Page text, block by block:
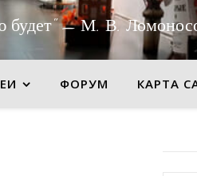
будет" — М. В.
ФОРУМ КАРТА